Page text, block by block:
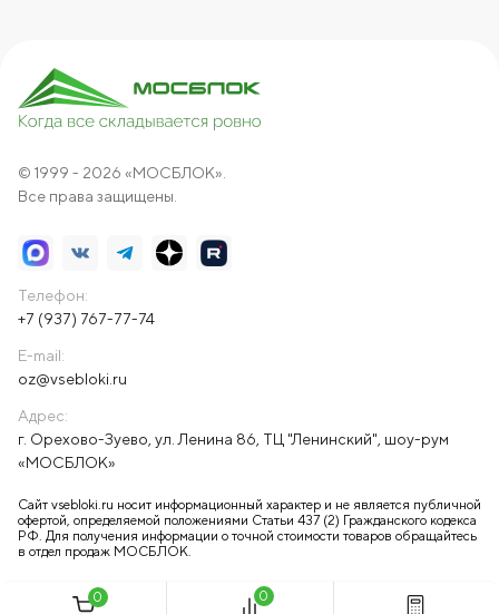
© 1999 - 2026 «МОСБЛОК».
Все права защищены.
Телефон:
+7 (937) 767-77-74
E-mail:
oz@vsebloki.ru
Адрес:
г. Орехово-Зуево, ул. Ленина 86, ТЦ "Ленинский", шоу-рум
«МОСБЛОК»
Сайт vsebloki.ru носит информационный характер и не является публичной
офертой, определяемой положениями Статьи 437 (2) Гражданского кодекса
РФ. Для получения информации о точной стоимости товаров обращайтесь
в отдел продаж МОСБЛОК.
0 0